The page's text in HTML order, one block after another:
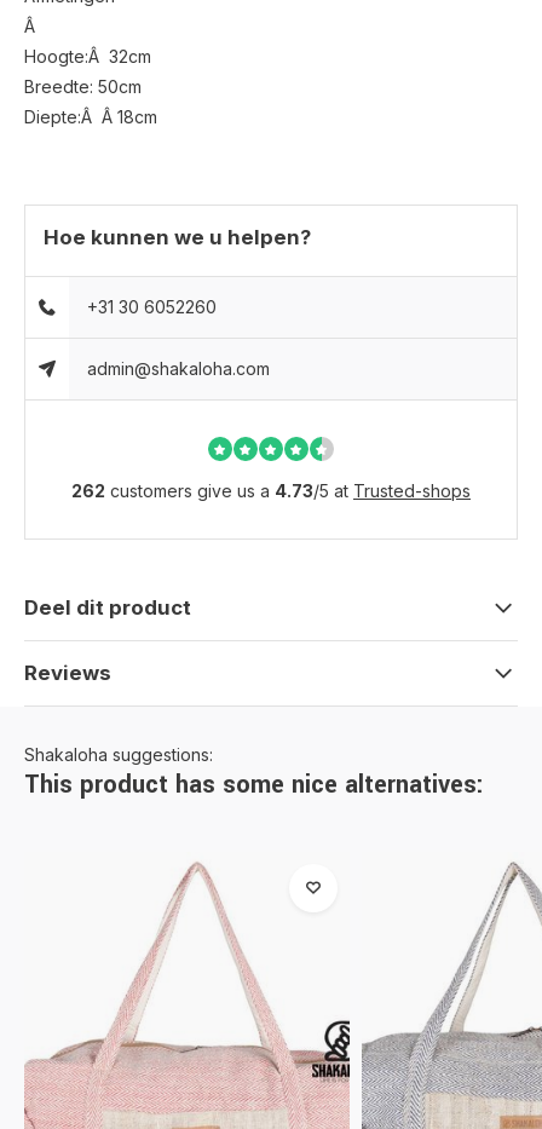
Â
Hoogte:Â 32cm
Breedte: 50cm
Diepte:Â Â 18cm
Hoe kunnen we u helpen?
+31 30 6052260
admin@shakaloha.com
262 customers give us a 4.73/5 at Trusted-shops
Deel dit product
Reviews
Shakaloha suggestions:
This product has some nice alternatives: